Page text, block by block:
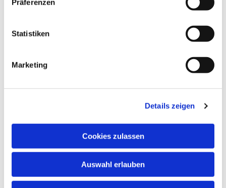
Präferenzen
Statistiken
Marketing
Details zeigen
Cookies zulassen
Auswahl erlauben